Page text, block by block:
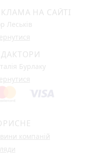
НА САЙТІ
Леськів
Бурлаку
компаній